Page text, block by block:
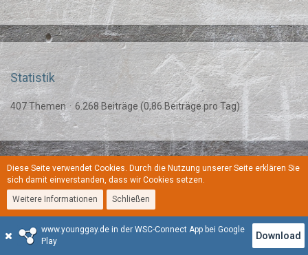
Statistik
407 Themen 6.268 Beiträge (0,86 Beiträge pro Tag)
Regeln Datenschutzerklärung Kontakt
Stil:YoungGay
Community-Software:WoltLab Suite™
www.younggay.de in der WSC-Connect App bei Google
Play
Download
Diese Seite verwendet Cookies. Durch die Nutzung unserer Seite erklären Sie
sich damit einverstanden, dass wir Cookies setzen.
Weitere Informationen
Schließen